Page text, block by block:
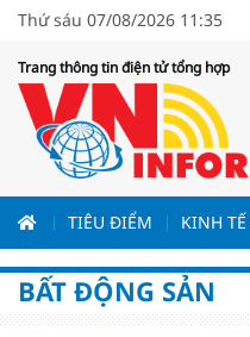
Thứ sáu 07/08/2026 11:35
Trang thông tin điện tử tổng hợp
TIÊU ĐIỂM KINH
BẤT ĐỘNG SẢN